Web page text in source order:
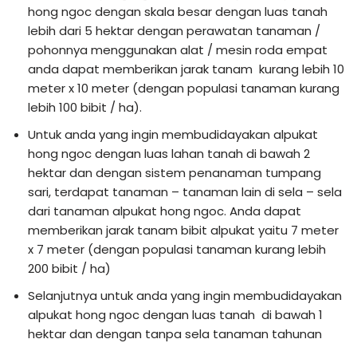
hong ngoc dengan skala besar dengan luas tanah
lebih dari 5 hektar dengan perawatan tanaman /
pohonnya menggunakan alat / mesin roda empat
anda dapat memberikan jarak tanam kurang lebih 10
meter x 10 meter (dengan populasi tanaman kurang
lebih 100 bibit / ha).
Untuk anda yang ingin membudidayakan alpukat
hong ngoc dengan luas lahan tanah di bawah 2
hektar dan dengan sistem penanaman tumpang
sari, terdapat tanaman – tanaman lain di sela – sela
dari tanaman alpukat hong ngoc. Anda dapat
memberikan jarak tanam bibit alpukat yaitu 7 meter
x 7 meter (dengan populasi tanaman kurang lebih
200 bibit / ha)
Selanjutnya untuk anda yang ingin membudidayakan
alpukat hong ngoc dengan luas tanah di bawah 1
hektar dan dengan tanpa sela tanaman tahunan